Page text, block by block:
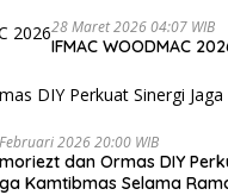
28 Maret 2026 04:07 WIB
IFMAC WOODMAC
2026 20:00 WIB
dan Ormas DIY
Kamtibmas Selama